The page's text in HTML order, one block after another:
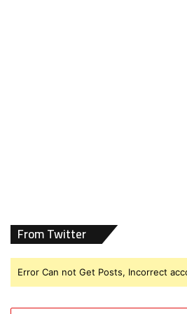
From Twitter
Error Can not Get Posts, Incorrect